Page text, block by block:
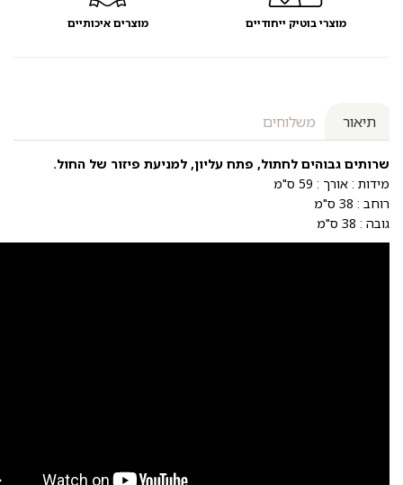
תיאור משלוחים
שרותים גבוהים לחתול, פתח עליון, למניעת פיזור של החול.
מידות : אורך : 59 ס"מ
רוחב : 38 ס"מ
גובה : 38 ס"מ
מוצרי בוטיק ייחודיים מוצרים איכותיים